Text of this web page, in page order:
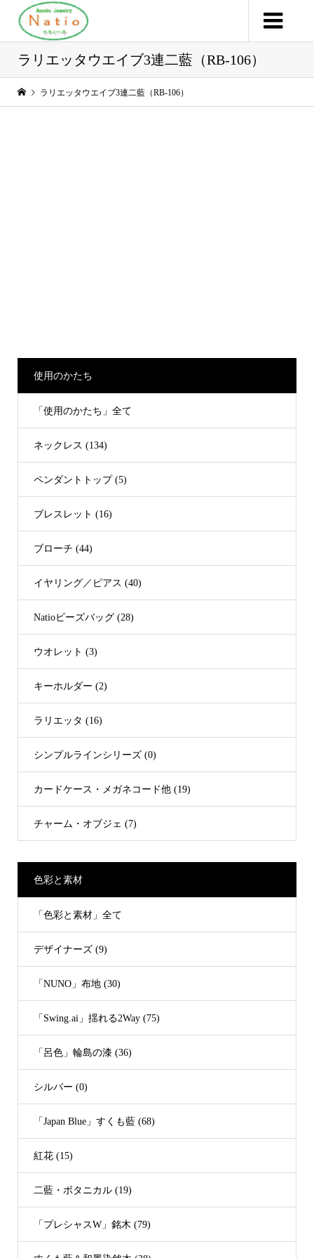
ラリエッタウエイブ3連二藍（RB-106）
ラリエッタウエイブ3連二藍（RB-106）
使用のかたち
「使用のかたち」全て
ネックレス (134)
ペンダントトップ (5)
ブレスレット (16)
ブローチ (44)
イヤリング／ピアス (40)
Natioビーズバッグ (28)
ウオレット (3)
キーホルダー (2)
ラリエッタ (16)
シンプルラインシリーズ (0)
カードケース・メガネコード他 (19)
チャーム・オブジェ (7)
色彩と素材
「色彩と素材」全て
デザイナーズ (9)
「NUNO」布地 (30)
「Swing.ai」揺れる2Way (75)
「呂色」輪島の漆 (36)
シルバー (0)
「Japan Blue」すくも藍 (68)
紅花 (15)
二藍・ボタニカル (19)
「プレシャスW」銘木 (79)